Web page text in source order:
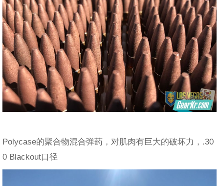
Polycase的聚合物混合弹药，对肌肉有巨大的破坏力，.30
0 Blackout口径